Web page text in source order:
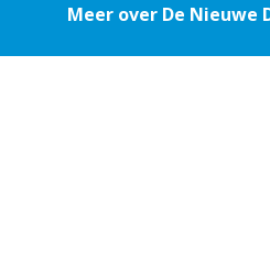
Meer over De Nieuwe